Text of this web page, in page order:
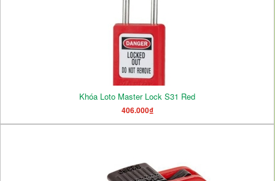
Khóa Loto Master Lock S31 Red
406.000₫